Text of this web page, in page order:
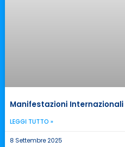
Manifestazioni Internazionali
LEGGI TUTTO »
8 Settembre 2025